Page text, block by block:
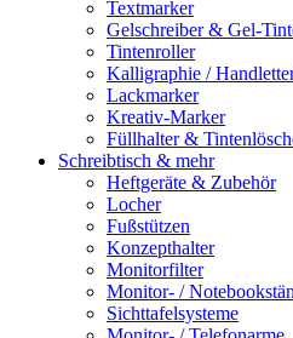
Textmarker
Gelschreiber & Gel-
Tintenroller
Kalligraphie /
Lackmarker
Kreativ-Marker
Füllhalter &
Schreibtisch & mehr
Heftgeräte & Zubehör
Locher
Fußstützen
Konzepthalter
Monitorfilter
Monitor- /
Sichttafelsysteme